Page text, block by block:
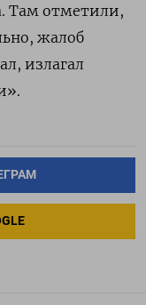
Там отметили,
жалоб
излагал